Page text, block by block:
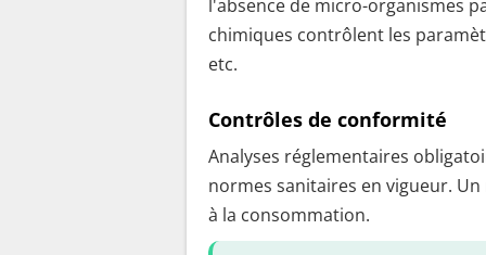
l'absence de micro-organismes
chimiques contrôlent les
etc.
Contrôles de conformité
Analyses réglementaires
normes sanitaires en vigueur.
à la consommation.